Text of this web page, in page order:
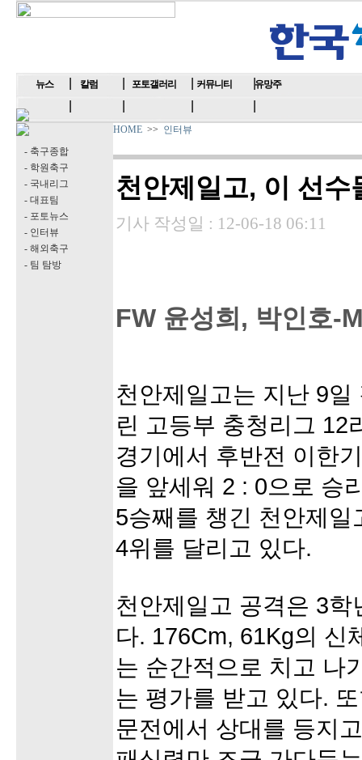
뉴스 칼럼 포토갤러리 커뮤니티 유망주
- 축구종합
- 학원축구
- 국내리그
- 대표팀
- 포토뉴스
- 인터뷰
- 해외축구
- 팀 탐방
HOME >> 인터뷰
천안제일고, 이 선수
기사 작성일 : 12-06-18 06:11
FW 윤성희, 박인호-
천안제일고는 지난 9
린 고등부 충청리그 12
경기에서 후반전 이한
을 앞세워 2 : 0으로 승
5승째를 챙긴 천안제
4위를 달리고 있다.
천안제일고 공격은 3
다. 176Cm, 61Kg의 신
는 순간적으로 치고 나
는 평가를 받고 있다.
문전에서 상대를 등지